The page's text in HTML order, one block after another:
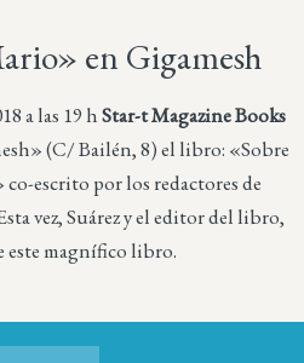
en Gigamesh
a las 19 hStar-t Magazine Books
(C/ Bailén, 8) el libro: «Sobre
co-escrito por los redactores de
vez, Suárez y el editor del libro,
este magnífico libro.